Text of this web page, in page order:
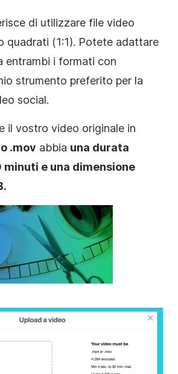
di utilizzare file video
quadrati (1:1). Potete adattare
entrambi i formati con
strumento preferito per la
social.
il vostro video originale in
.mov abbia una durata
minuti e una dimensione